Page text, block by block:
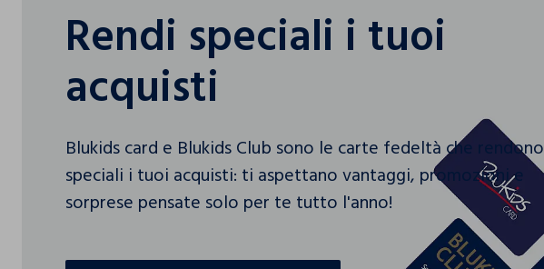
Rendi speciali i tuoi
acquisti
Blukids card e Blukids Club sono le carte fedeltà che rendono
speciali i tuoi acquisti: ti aspettano vantaggi, promozioni e
sorprese pensate solo per te tutto l'anno!